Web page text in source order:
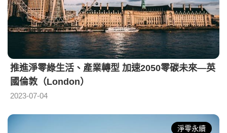
推進淨零綠生活、產業轉型 加速2050零碳未來—英
國倫敦（London）
2023-07-04
淨零永續